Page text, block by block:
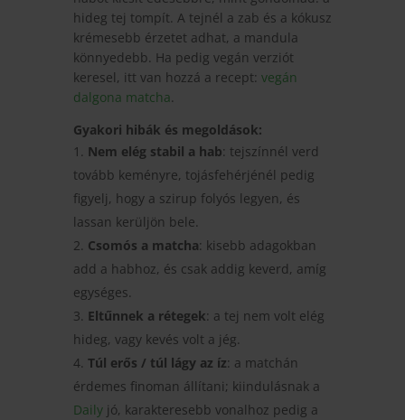
hideg tej tompít. A tejnél a zab és a kókusz
krémesebb érzetet adhat, a mandula
könnyedebb. Ha pedig vegán verziót
keresel, itt van hozzá a recept: vegán
dalgona matcha.
Gyakori hibák és megoldások:
Nem elég stabil a hab: tejszínnél verd
tovább keményre, tojásfehérjénél pedig
figyelj, hogy a szirup folyós legyen, és
lassan kerüljön bele.
Csomós a matcha: kisebb adagokban
add a habhoz, és csak addig keverd, amíg
egységes.
Eltűnnek a rétegek: a tej nem volt elég
hideg, vagy kevés volt a jég.
Túl erős / túl lágy az íz: a matchán
érdemes finoman állítani; kiindulásnak a
Dailyjó, karakteresebb vonalhoz pedig a